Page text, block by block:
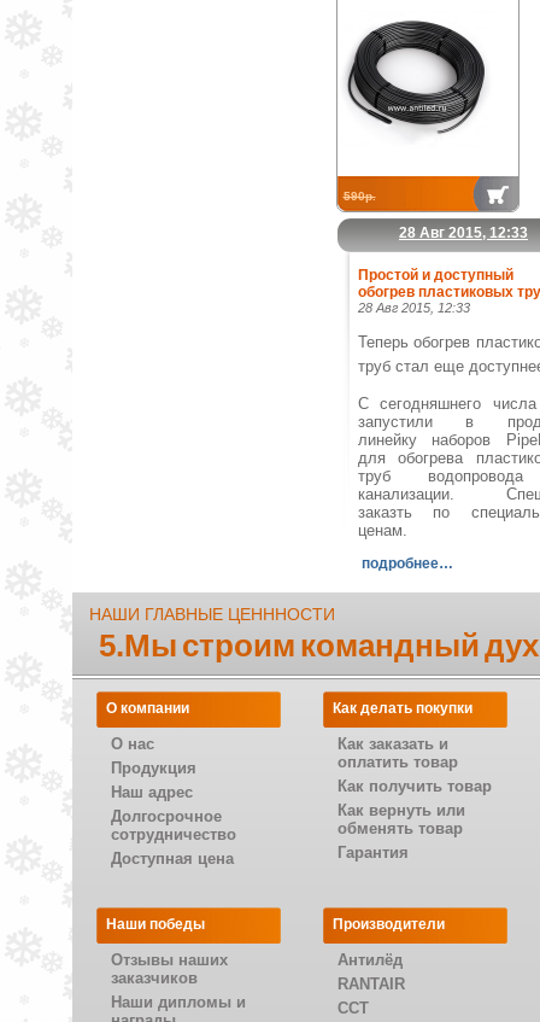
590р.
28 Авг 2015, 12:33
Простой и доступный
обогрев пластиковых
28 Авг 2015, 12:33
Теперь обогрев
труб стал еще
С сегодняшнего
запустили в
линейку наборов
для обогрева
труб
канализации.
заказть по
ценам.
подробнее…
НАШИ ГЛАВНЫЕ ЦЕНННОСТИ
5.Мы строим командный
О компании
О нас
Продукция
Наш адрес
Долгосрочное
сотрудничество
Доступная цена
Как делать покупки
Как заказать и
оплатить товар
Как получить товар
Как вернуть или
обменять товар
Гарантия
Наши победы
Отзывы наших
заказчиков
Наши дипломы и
Производители
Антилёд
RANTAIR
CCT